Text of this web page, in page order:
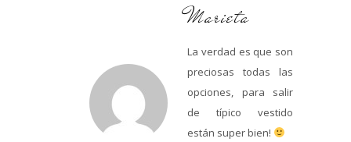
Marieta
La verdad es que son
preciosas todas las
opciones, para salir
de típico vestido
están super bien!